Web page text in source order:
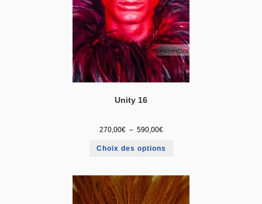
Unity 16
270,00€ – 590,00€
Choix des options